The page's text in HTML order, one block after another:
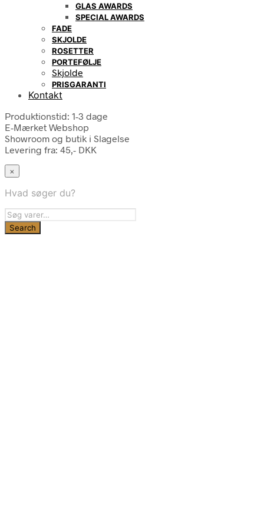
GLAS AWARDS
SPECIAL AWARDS
FADE
SKJOLDE
ROSETTER
PORTEFØLJE
Skjolde
PRISGARANTI
Kontakt
Produktionstid: 1-3 dage
E-Mærket Webshop
Showroom og butik i Slagelse
Levering fra: 45,- DKK
×
Hvad søger du?